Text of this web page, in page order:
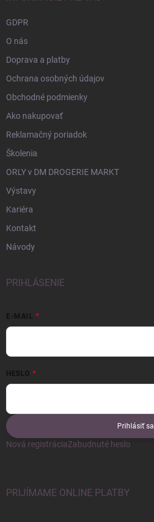
GDPR
O nás
Doprava a platby
Ochrana osobných údajov
Obchodné podmienky
Ako nakupovať
Reklamačný poriadok
Školenia
ORLY v DM DROGERIE MARKT
Výstavy
Kariéra
Kontakt
Návody
PRIHLÁSENIE
E-MAIL
HESLO
Prihlásiť sa
Nová registráciaZabudnuté heslo
PRIJÍMAME ONLINE PLATBY